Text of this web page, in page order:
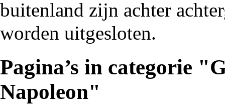
buitenland zijn achter
worden uitgesloten.
Pagina’s in categorie
Napoleon"